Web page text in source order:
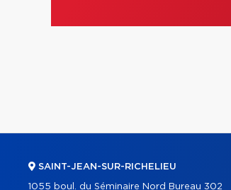
SAINT-JEAN-SUR-RICHELIEU
1055 boul. du Séminaire Nord Bureau 302